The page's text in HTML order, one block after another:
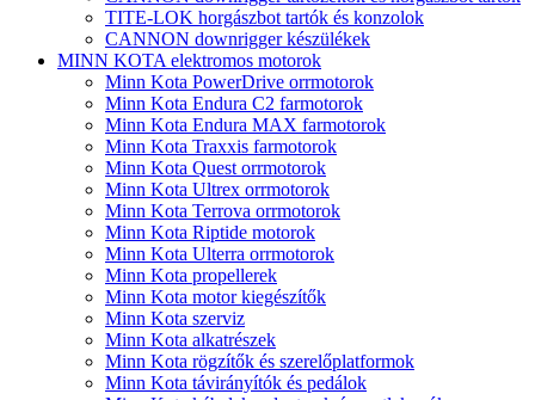
TITE-LOK horgászbot tartók és konzolok
CANNON downrigger készülékek
MINN KOTA elektromos motorok
Minn Kota PowerDrive orrmotorok
Minn Kota Endura C2 farmotorok
Minn Kota Endura MAX farmotorok
Minn Kota Traxxis farmotorok
Minn Kota Quest orrmotorok
Minn Kota Ultrex orrmotorok
Minn Kota Terrova orrmotorok
Minn Kota Riptide motorok
Minn Kota Ulterra orrmotorok
Minn Kota propellerek
Minn Kota motor kiegészítők
Minn Kota szerviz
Minn Kota alkatrészek
Minn Kota rögzítők és szerelőplatformok
Minn Kota távirányítók és pedálok